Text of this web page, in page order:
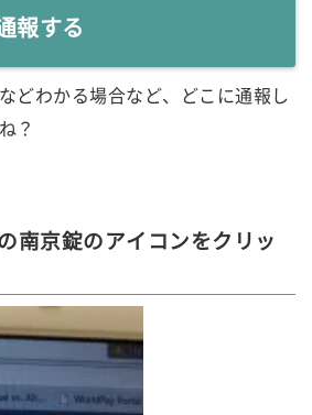
報する
どわかる場合など、どこに通報し
？
南京錠のアイコンをクリッ